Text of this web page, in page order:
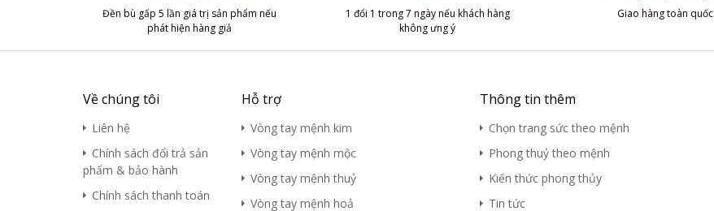
Đền bù gấp 5 lần giá trị sản phẩm nếu
phát hiện hàng giả
1 đổi 1 trong 7 ngày nếu khách hàng
không ưng ý
Giao hàng toàn quốc
Về chúng tôi
Liên hệ
Chính sách đổi trả sản
phẩm & bảo hành
Chính sách thanh toán
Hỗ trợ
Vòng tay mệnh kim
Vòng tay mệnh mộc
Vòng tay mệnh thuỷ
Vòng tay mệnh hoả
Thông tin thêm
Chọn trang sức theo mệnh
Phong thuỷ theo mệnh
Kiến thức phong thủy
Tin tức